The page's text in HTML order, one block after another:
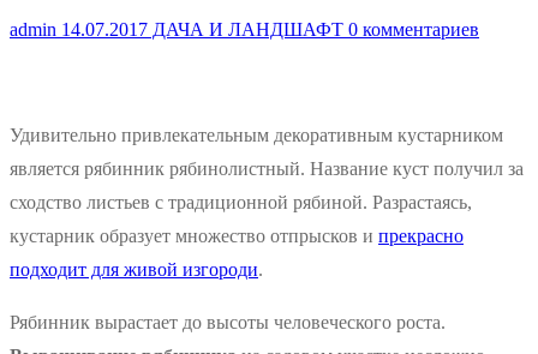
admin 14.07.2017 ДАЧА И ЛАНДШАФТ 0 комментариев
Удивительно привлекательным декоративным кустарником
является рябинник рябинолистный. Название куст получил за
сходство листьев с традиционной рябиной. Разрастаясь,
кустарник образует множество отпрысков и прекрасно
подходит для живой изгороди.
Рябинник вырастает до высоты человеческого роста.